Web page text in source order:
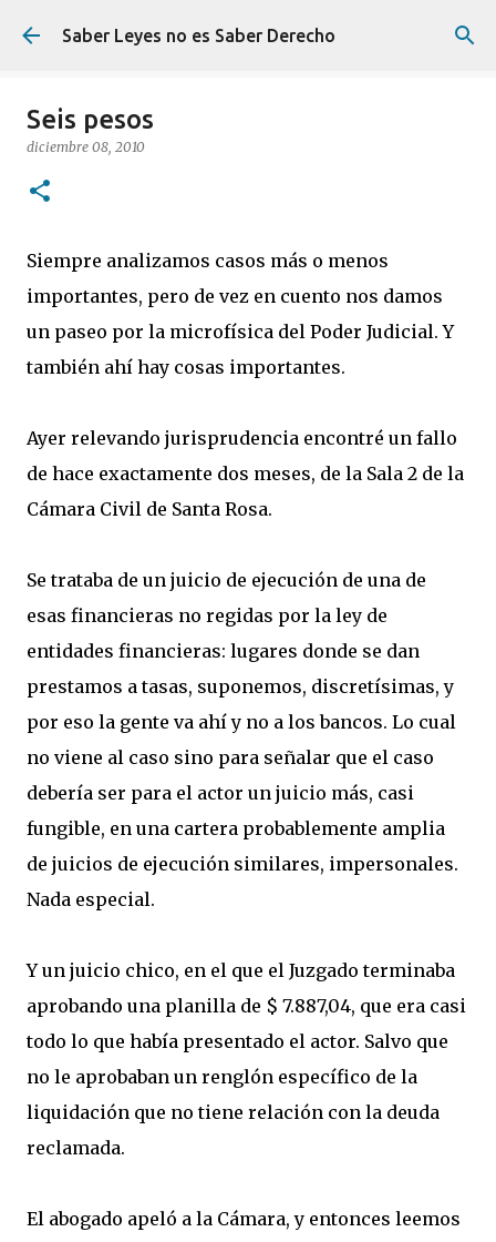
Ir al contenido principal
Saber Leyes no es Saber Derecho
Seis pesos
diciembre 08, 2010
Siempre analizamos casos más o menos
importantes, pero de vez en cuento nos damos
un paseo por la microfísica del Poder Judicial. Y
también ahí hay cosas importantes.
Ayer relevando jurisprudencia encontré un fallo
de hace exactamente dos meses, de la Sala 2 de la
Cámara Civil de Santa Rosa.
Se trataba de un juicio de ejecución de una de
esas financieras no regidas por la ley de
entidades financieras: lugares donde se dan
prestamos a tasas, suponemos, discretísimas, y
por eso la gente va ahí y no a los bancos. Lo cual
no viene al caso sino para señalar que el caso
debería ser para el actor un juicio más, casi
fungible, en una cartera probablemente amplia
de juicios de ejecución similares, impersonales.
Nada especial.
Y un juicio chico, en el que el Juzgado terminaba
aprobando una planilla de $ 7.887,04, que era casi
todo lo que había presentado el actor. Salvo que
no le aprobaban un renglón específico de la
liquidación que no tiene relación con la deuda
reclamada.
El abogado apeló a la Cámara, y entonces leemos